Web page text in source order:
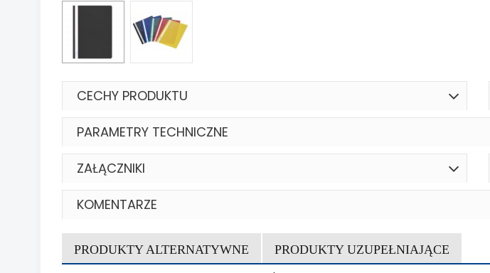
CECHY PRODUKTU
PARAMETRY TECHNICZNE
ZAŁĄCZNIKI
KOMENTARZE
PRODUKTY ALTERNATYWNE PRODUKTY UZUPEŁNIAJĄCE